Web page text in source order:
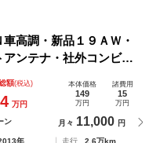
高調・新品１９ＡＷ・
ンテナ・社外コンビハ
正ナビ・ブルートゥー
ラ・ＥＴＣ・７人乗・
額(税込)
万円
本体価格
149
万円
諸費用
15
万円
ン 月々 11,000 円
年 走行
2.6万km